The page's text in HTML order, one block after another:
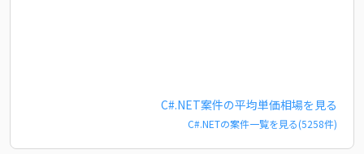
C#.NET案件の平均単価相場を見る
C#.NETの案件一覧を見る(5258件)